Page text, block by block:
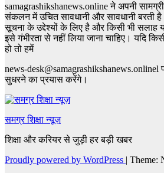
samagrashikshanews.online ने अपनी
संकलन में उचित सावधानी और सावधानी बरती
सूचना के उद्देश्यों के लिए है और किसी भी सलाह
इसे गंभीरता से नहीं लिया जाना चाहिए। यदि
हो तो हमें
news-
सुधरने का प्रयास करेंगे।
समग्र शिक्षा न्यूज़
शिक्षा और करियर से जुड़ी हर बड़ी खबर
Proudly powered by WordPress | Theme: